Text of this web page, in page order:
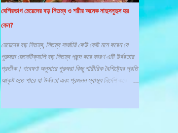
স্ক্যাবিস হল একটি সংক্রামক ত্বকের রোগ যা ত্বকের নিচে ক্ষুদ্র
ক্ষুদ্র উকুন সদৃশ পরজীবী বা মাইট দ্বারা সৃষ্ট হয়, যার ফলে তীব্র
চুলকানি, ফুসকুড়ি এবং কখনও কখনও গর্ত বা রেখা দেখা দেয়।
এটি ত্বকের সাথে ত্বকের ঘনিষ্ঠ যোগাযোগের মাধ্যমে ছড়িয়ে পড়ে
এবং আক্রান্ত ব্যক্তি এবং তার সমগ্র পরিবারের সদস্যদের জন্য
চিকিৎসার প্র...
বেশিরভাগ মেয়েদের বড় নিতম্ব ও শরীর অনেক নাদুসনুদুস হয়
কেন?
মেয়েদের বড় নিতম্ব, নিতম্ব সার্জারি কেউ কেউ মনে করেন যে
পুরুষরা জেনেটিক্যালি বড় নিতম্ব পছন্দ করে কারণ এটি উর্বরতার
প্রতীক। গবেষণা অনুসারে পুরুষরা কিছু শারীরিক বৈশিষ্ট্যের প্রতি
আকৃষ্ট হতে পারে যা উর্বরতা এবং প্রজনন স্বাস্থ্য নির্দেশ করে -
এবং - বড় নিতম্ব সেই তালিকার মধ্যে পড়ে। নিতম্ব কি /
পশ্চাদভাগ, পাছা; কটি; পর্বতের কটক, ইত্যাদি নামে বাংলা
অভিধানে ভুষিত। এটি পেট এবং পায়ের মাঝখানে অবস্থিত। এই